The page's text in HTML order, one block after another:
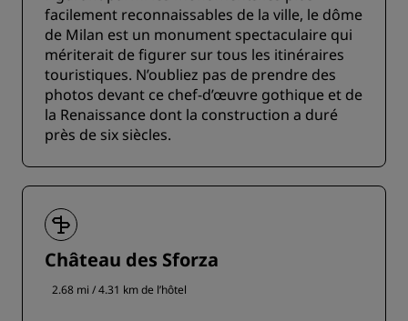
facilement reconnaissables de la ville, le dôme
de Milan est un monument spectaculaire qui
mériterait de figurer sur tous les itinéraires
touristiques. N’oubliez pas de prendre des
photos devant ce chef-d’œuvre gothique et de
la Renaissance dont la construction a duré
près de six siècles.
Château des Sforza
2.68 mi / 4.31 km de l’hôtel